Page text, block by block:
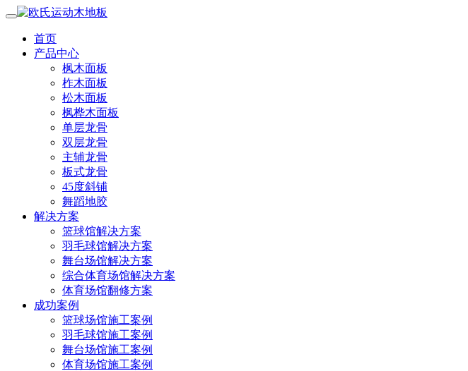
首页
产品中心
枫木面板
柞木面板
松木面板
枫桦木面板
单层龙骨
双层龙骨
主辅龙骨
板式龙骨
45度斜铺
舞蹈地胶
解决方案
篮球馆解决方案
羽毛球馆解决方案
舞台场馆解决方案
综合体育场馆解决方案
体育场馆翻修方案
成功案例
篮球场馆施工案例
羽毛球馆施工案例
舞台场馆施工案例
体育场馆施工案例